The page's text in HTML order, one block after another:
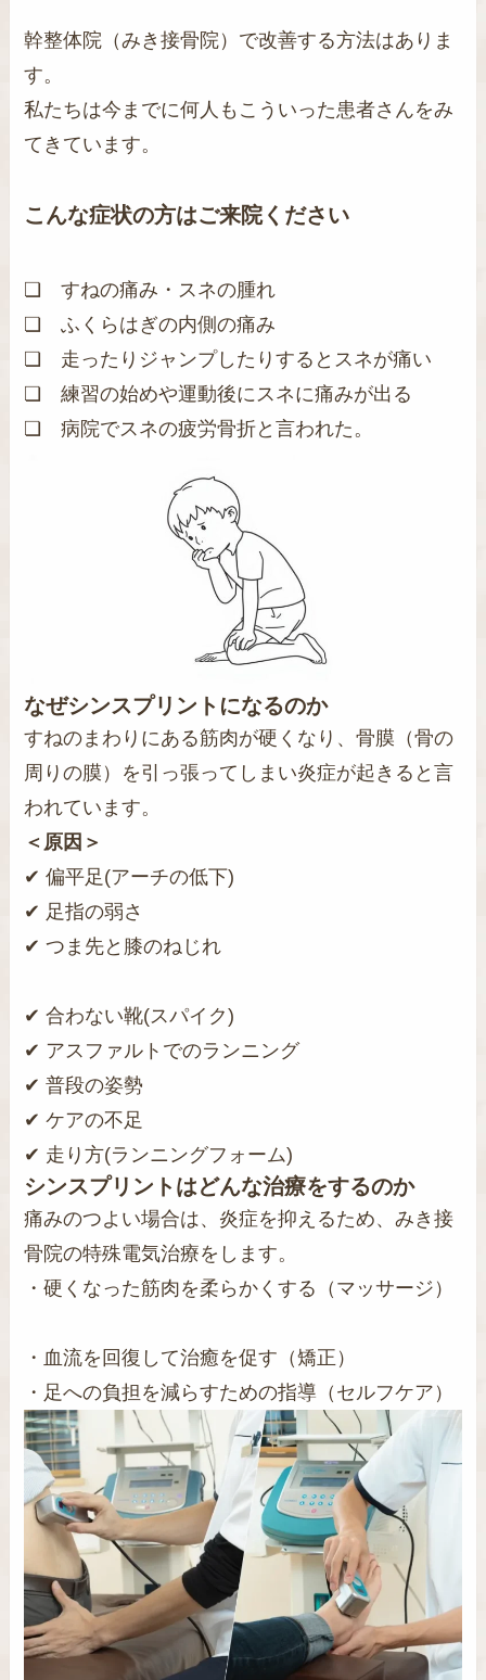
幹整体院（みき接骨院）で改善する方法はありま
す。
私たちは今までに何人もこういった患者さんをみ
てきています。
こんな症状の方はご来院ください
❏ すねの痛み・スネの腫れ
❏ ふくらはぎの内側の痛み
❏ 走ったりジャンプしたりするとスネが痛い
❏ 練習の始めや運動後にスネに痛みが出る
❏ 病院でスネの疲労骨折と言われた。
なぜシンスプリントになるのか
すねのまわりにある筋肉が硬くなり、骨膜（骨の
周りの膜）を引っ張ってしまい炎症が起きると言
われています。
＜原因＞
✔ 偏平足(アーチの低下)
✔ 足指の弱さ
✔ つま先と膝のねじれ
✔合わない靴(スパイク)
✔ アスファルトでのランニング
✔普段の姿勢
✔ケアの不足
✔ 走り方(ランニングフォーム)
シンスプリントはどんな治療をするのか
痛みのつよい場合は、炎症を抑えるため、みき接
骨院の特殊電気治療をします。
・硬くなった筋肉を柔らかくする（マッサージ）
・血流を回復して治癒を促す（矯正）
・足への負担を減らすための指導（セルフケア）